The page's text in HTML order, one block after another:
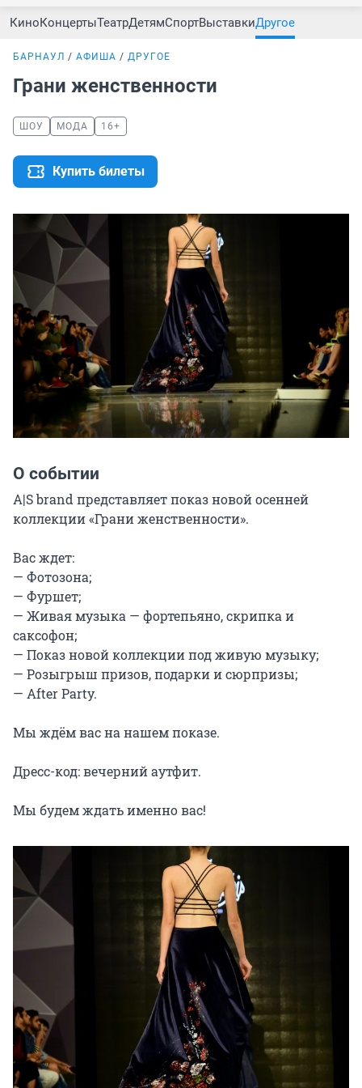
КиноКонцертыТеатрДетямСпортВыставкиДругое
БАРНАУЛ АФИША ДРУГОЕ
Грани женственности
ШОУ МОДА 16+
Купить билеты
О событии
A|S brand представляет показ новой осенней
коллекции «Грани женственности».
Вас ждет:
— Фотозона;
— ⁠Фуршет;
— ⁠Живая музыка — фортепьяно, скрипка и
саксофон;
— Показ новой коллекции под живую музыку;
— Розыгрыш призов, подарки и сюрпризы;
— After Party.
Мы ждём вас на нашем показе.
Дресс-код: вечерний аутфит.
Мы будем ждать именно вас!